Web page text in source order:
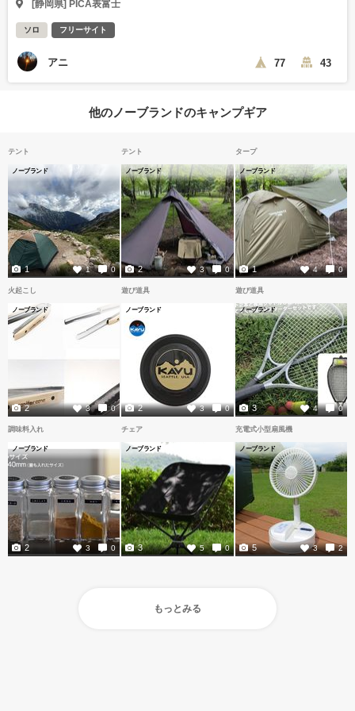
[静岡県] PICA表富士
ソロ フリーサイト
アニ 77 43
他のノーブランドのキャンプギア
テント
ノーブランド
1 0
1
テント
ノーブランド
3 0
2
タープ
ノーブランド
4 0
1
火起こし
ノーブランド
3 0
2
遊び道具
ノーブランド
3 0
2
遊び道具
ノーブランド
4 0
3
調味料入れ
ノーブランド
3 0
2
チェア
ノーブランド
5 0
3
充電式小型扇風機
ノーブランド
3 2
5
もっとみる